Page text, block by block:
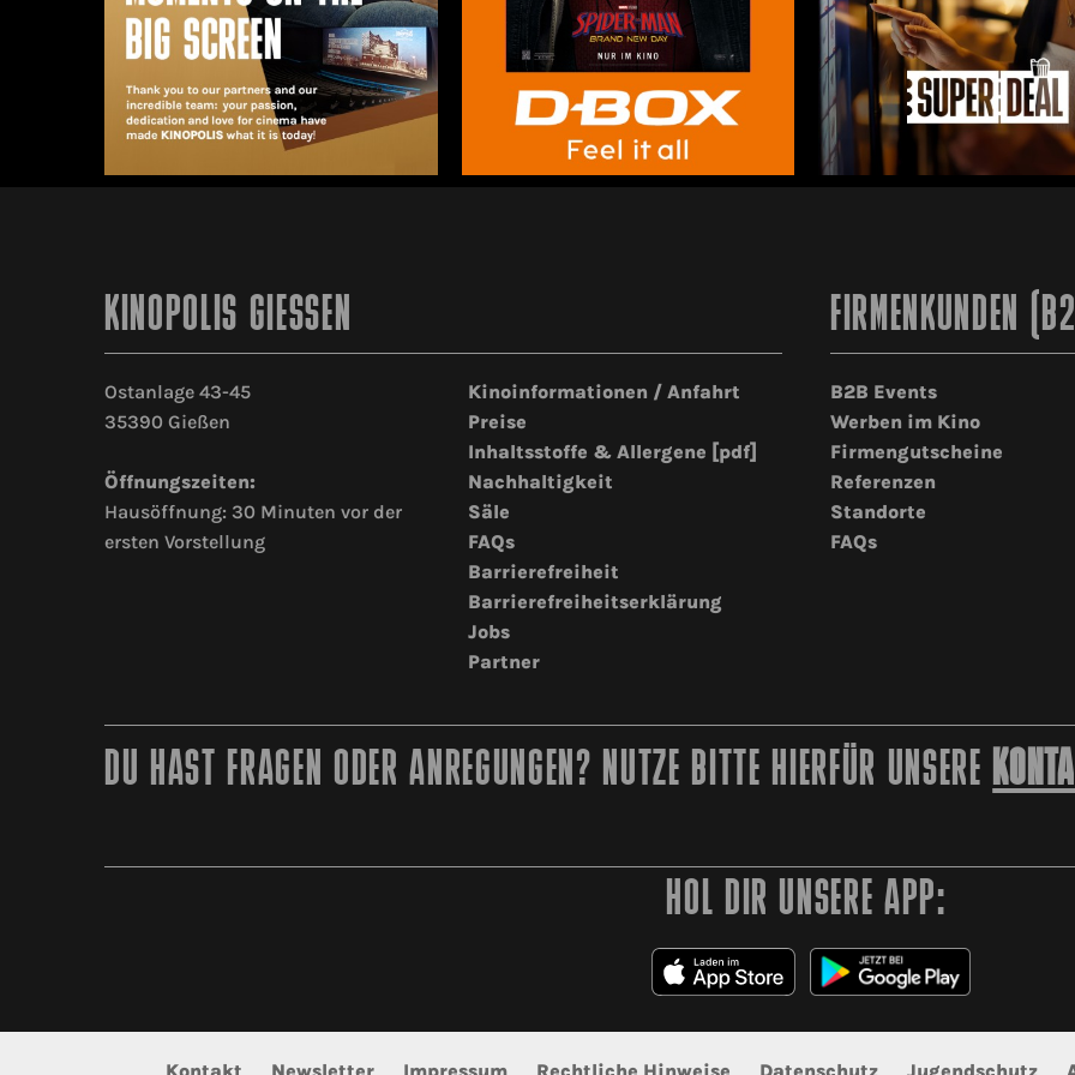
KINOPOLIS GIESSEN
Ostanlage 43-45
35390 Gießen
Öffnungszeiten:
Hausöffnung: 30 Minuten vor der
ersten Vorstellung
Kinoinformationen / Anfahrt
Preise
Inhaltsstoffe & Allergene [pdf]
Nachhaltigkeit
Säle
FAQs
Barrierefreiheit
Barrierefreiheitserklärung
Jobs
Partner
FIRMENKUNDEN
B2B Events
Werben im Kino
Firmengutscheine
Referenzen
Standorte
FAQs
DU HAST FRAGEN ODER ANREGUNGEN? NUTZE BITTE HIERFÜR UNSERE
HOL DIR UNSERE APP: